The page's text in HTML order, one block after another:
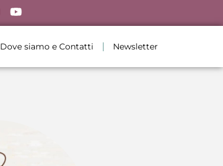
Dove siamo e Contatti Newsletter